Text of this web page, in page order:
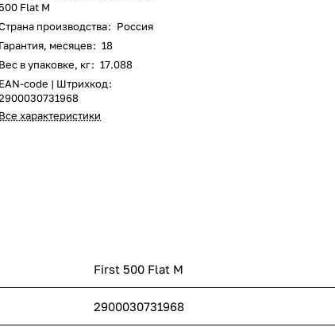
500 Flat M
производства: Россия
Гарантия, месяцев: 18
Вес в упаковке, кг: 17.088
EAN-code | Штрихкод:
Все характеристики
First 500 Flat M
2900030731968